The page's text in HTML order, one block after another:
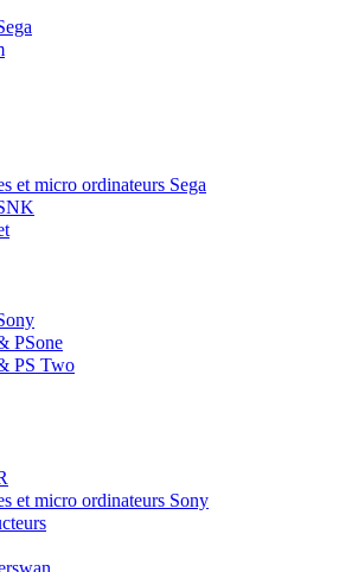
et micro ordinateurs Sega
PSone
PS Two
et micro ordinateurs Sony